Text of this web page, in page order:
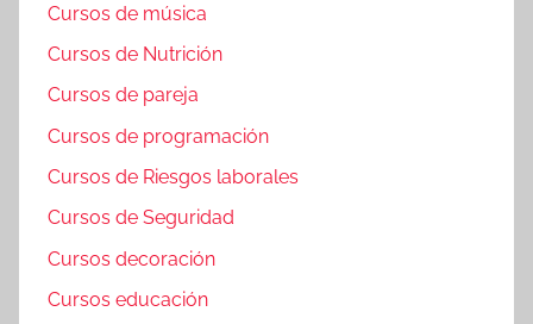
Cursos de música
Cursos de Nutrición
Cursos de pareja
Cursos de programación
Cursos de Riesgos laborales
Cursos de Seguridad
Cursos decoración
Cursos educación